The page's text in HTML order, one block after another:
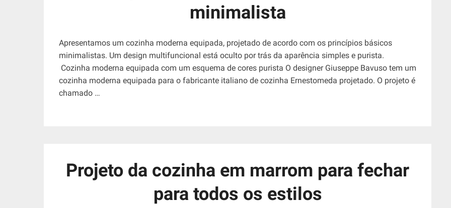
minimalista
Apresentamos um cozinha moderna equipada, projetado de acordo com os princípios básicos
minimalistas. Um design multifuncional está oculto por trás da aparência simples e purista.
Cozinha moderna equipada com um esquema de cores purista O designer Giuseppe Bavuso tem um
cozinha moderna equipada para o fabricante italiano de cozinha Ernestomeda projetado. O projeto é
chamado …
Projeto da cozinha em marrom para fechar
para todos os estilos